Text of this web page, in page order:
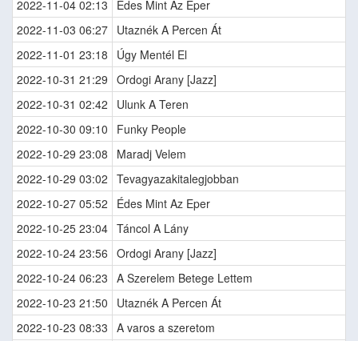
2022-11-04 02:13
Édes Mint Az Eper
2022-11-03 06:27 Utaznék A Percen Át
2022-11-01 23:18
Úgy Mentél El
2022-10-31 21:29 Ordogi Arany [Jazz]
2022-10-31 02:42
Ulunk A Teren
2022-10-30 09:10
Funky People
2022-10-29 23:08
Maradj Velem
2022-10-29 03:02 Tevagyazakitalegjobban
2022-10-27 05:52
Édes Mint Az Eper
2022-10-25 23:04 Táncol A Lány
2022-10-24 23:56 Ordogi Arany [Jazz]
2022-10-24 06:23 A Szerelem Betege Lettem
2022-10-23 21:50
Utaznék A Percen Át
2022-10-23 08:33 A varos a szeretom